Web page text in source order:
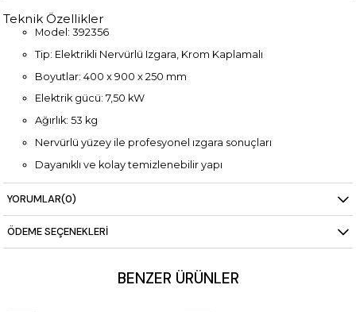
Teknik Özellikler
Model: 392356
Tip: Elektrikli Nervürlü Izgara, Krom Kaplamalı
Boyutlar: 400 x 900 x 250 mm
Elektrik gücü: 7,50 kW
Ağırlık: 53 kg
Nervürlü yüzey ile profesyonel ızgara sonuçları
Dayanıklı ve kolay temizlenebilir yapı
YORUMLAR(0)
ÖDEME SEÇENEKLERI
BENZER ÜRÜNLER